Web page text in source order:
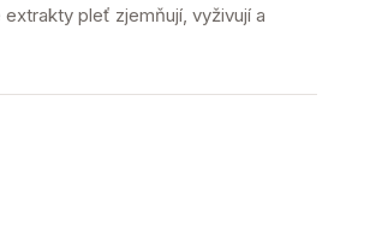
extrakty pleť zjemňují, vyživují a